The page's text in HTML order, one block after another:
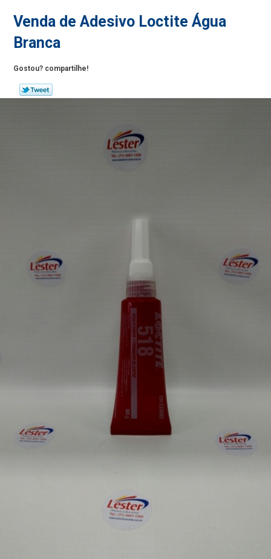
Venda de Adesivo Loctite Água
Branca
Gostou? compartilhe!